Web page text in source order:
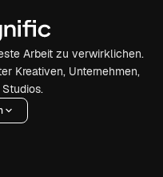
Arbeit zu verwirklichen.
Kreativen, Unternehmen,